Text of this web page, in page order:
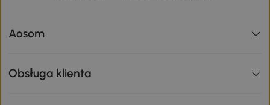
Aosom
Obsługa klienta